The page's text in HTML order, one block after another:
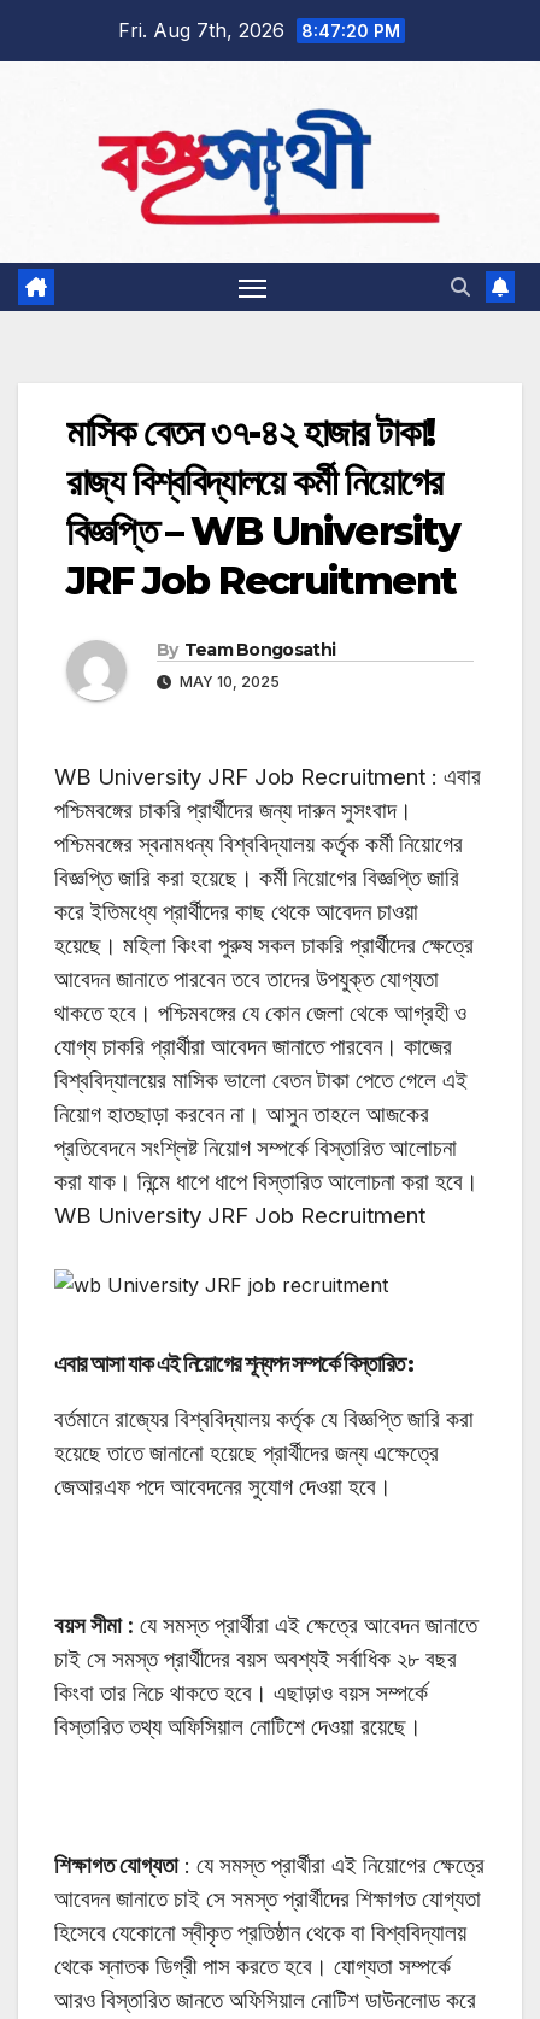
Fri. Aug 7th, 2026 8:47:21 PM
মাসিক বেতন ৩৭-৪২ হাজার টাকা!
রাজ্য বিশ্ববিদ্যালয়ে কর্মী নিয়োগের
বিজ্ঞপ্তি – WB University
JRF Job Recruitment
By Team Bongosathi
MAY 10, 2025
WB University JRF Job Recruitment : এবার
পশ্চিমবঙ্গের চাকরি প্রার্থীদের জন্য দারুন সুসংবাদ।
পশ্চিমবঙ্গের স্বনামধন্য বিশ্ববিদ্যালয় কর্তৃক কর্মী নিয়োগের
বিজ্ঞপ্তি জারি করা হয়েছে। কর্মী নিয়োগের বিজ্ঞপ্তি জারি
করে ইতিমধ্যে প্রার্থীদের কাছ থেকে আবেদন চাওয়া
হয়েছে। মহিলা কিংবা পুরুষ সকল চাকরি প্রার্থীদের ক্ষেত্রে
আবেদন জানাতে পারবেন তবে তাদের উপযুক্ত যোগ্যতা
থাকতে হবে। পশ্চিমবঙ্গের যে কোন জেলা থেকে আগ্রহী ও
যোগ্য চাকরি প্রার্থীরা আবেদন জানাতে পারবেন। কাজের
বিশ্ববিদ্যালয়ের মাসিক ভালো বেতন টাকা পেতে গেলে এই
নিয়োগ হাতছাড়া করবেন না। আসুন তাহলে আজকের
প্রতিবেদনে সংশ্লিষ্ট নিয়োগ সম্পর্কে বিস্তারিত আলোচনা
করা যাক। নিন্মে ধাপে ধাপে বিস্তারিত আলোচনা করা হবে।
WB University JRF Job Recruitment
এবার আসা যাক এই নিয়োগের শূন্যপদ সম্পর্কে বিস্তারিত :
বর্তমানে রাজ্যের বিশ্ববিদ্যালয় কর্তৃক যে বিজ্ঞপ্তি জারি করা
হয়েছে তাতে জানানো হয়েছে প্রার্থীদের জন্য এক্ষেত্রে
জেআরএফ পদে আবেদনের সুযোগ দেওয়া হবে।
বয়স সীমা : যে সমস্ত প্রার্থীরা এই ক্ষেত্রে আবেদন জানাতে
চাই সে সমস্ত প্রার্থীদের বয়স অবশ্যই সর্বাধিক ২৮ বছর
কিংবা তার নিচে থাকতে হবে। এছাড়াও বয়স সম্পর্কে
বিস্তারিত তথ্য অফিসিয়াল নোটিশে দেওয়া রয়েছে।
শিক্ষাগত যোগ্যতা: যে সমস্ত প্রার্থীরা এই নিয়োগের ক্ষেত্রে
আবেদন জানাতে চাই সে সমস্ত প্রার্থীদের শিক্ষাগত যোগ্যতা
হিসেবে যেকোনো স্বীকৃত প্রতিষ্ঠান থেকে বা বিশ্ববিদ্যালয়
থেকে স্নাতক ডিগ্রী পাস করতে হবে। যোগ্যতা সম্পর্কে
আরও বিস্তারিত জানতে অফিসিয়াল নোটিশ ডাউনলোড করে